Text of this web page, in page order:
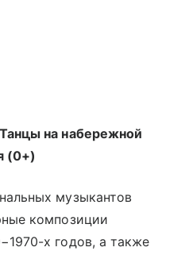
на набережной
(0+)
музыкантов
композиции
х годов, а также